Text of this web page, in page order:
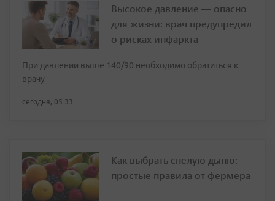
Высокое давление — опасно
для жизни: врач предупредил
о рисках инфаркта
При давлении выше 140/90 необходимо обратиться к
врачу
сегодня, 05:33
Как выбрать спелую дыню:
простые правила от фермера